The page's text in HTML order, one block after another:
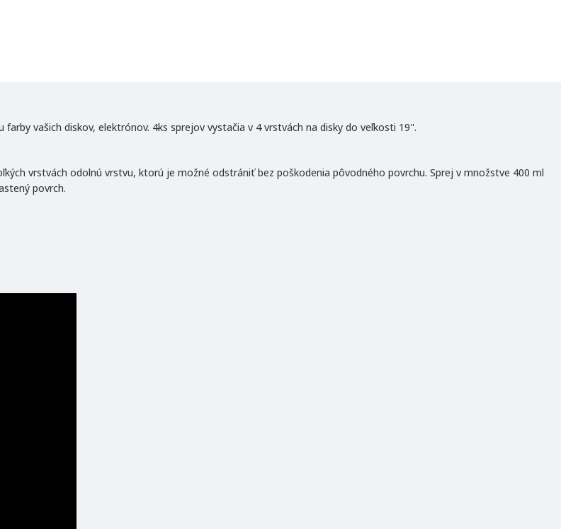
vašich diskov, elektrónov. 4ks sprejov vystačia v 4 vrstvách na disky do veľkosti 19".
vrstvách odolnú vrstvu, ktorú je možné odstrániť bez poškodenia pôvodného povrchu. Sprej v množstve 400 ml
povrch.